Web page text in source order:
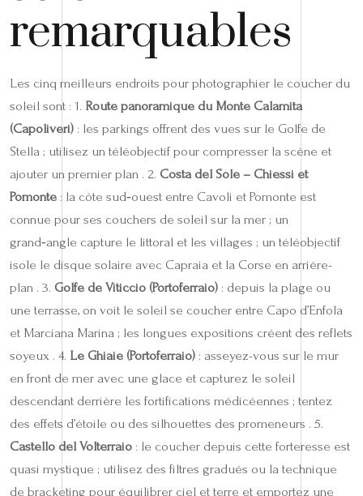
remarquables
Les cinq meilleurs endroits pour photographier le coucher du
soleil sont : 1. Route panoramique du Monte Calamita
(Capoliveri) : les parkings offrent des vues sur le Golfe de
Stella ; utilisez un téléobjectif pour compresser la scène et
ajouter un premier plan . 2. Costa del Sole – Chiessi et
Pomonte : la côte sud‑ouest entre Cavoli et Pomonte est
connue pour ses couchers de soleil sur la mer ; un
grand‑angle capture le littoral et les villages ; un téléobjectif
isole le disque solaire avec Capraia et la Corse en arrière-
plan . 3. Golfe de Viticcio (Portoferraio) : depuis la plage ou
une terrasse, on voit le soleil se coucher entre Capo d’Enfola
et Marciana Marina ; les longues expositions créent des reflets
soyeux . 4. Le Ghiaie (Portoferraio) : asseyez-vous sur le mur
en front de mer avec une glace et capturez le soleil
descendant derrière les fortifications médicéennes ; tentez
des effets d’étoile ou des silhouettes des promeneurs . 5.
Castello del Volterraio : le coucher depuis cette forteresse est
quasi mystique ; utilisez des filtres gradués ou la technique
de bracketing pour équilibrer ciel et terre et emportez une